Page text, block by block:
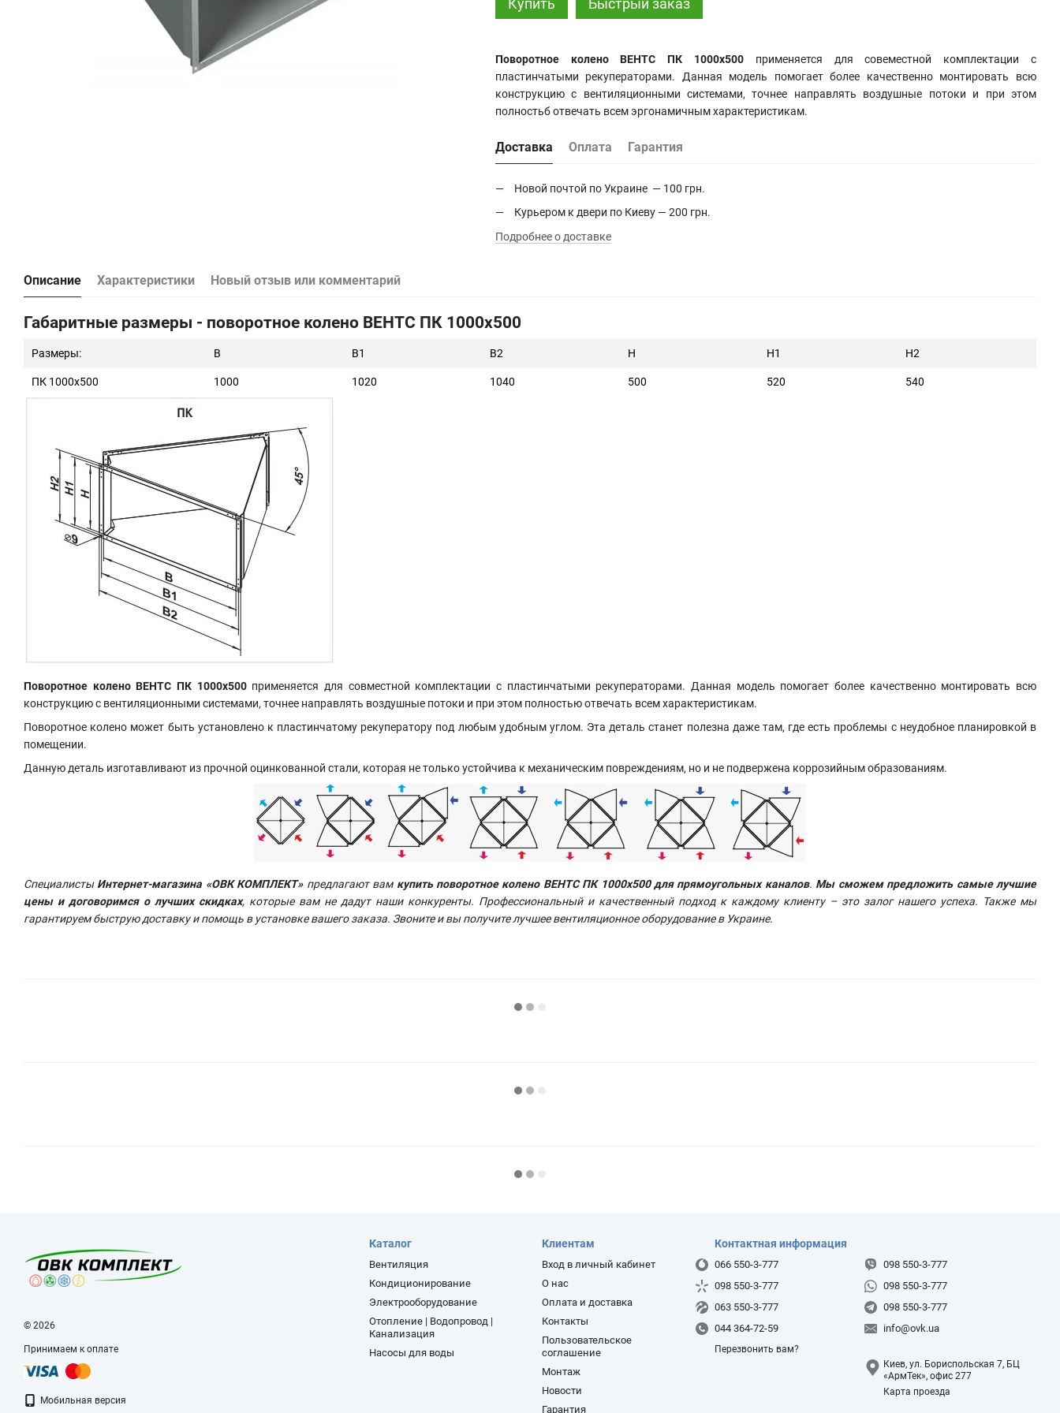
Купить Быстрый заказ
Поворотное колено ВЕНТС ПК 1000х500 применяется для совеместной комплектации с
пластинчатыми рекуператорами. Данная модель помогает более качественно монтировать всю
конструкцию с вентиляционными системами, точнее направлять воздушные потоки и при этом
полностьб отвечать всем эргонамичным характеристикам.
Доставка Оплата Гарантия
Новой почтой по Украине — 100 грн.
Курьером к двери по Киеву — 200 грн.
Подробнее о доставке
Описание Характеристики Новый отзыв или комментарий
Габаритные размеры - поворотное колено ВЕНТС ПК 1000х500
Размеры: B B1 B2 H H1 H2
ПК 1000х500 1000 1020 1040 500 520 540
Поворотное колено ВЕНТС ПК 1000х500применяется для совместной комплектации с пластинчатыми рекуператорами. Данная модель помогает более качественно монтировать всю
конструкцию с вентиляционными системами, точнее направлять воздушные потоки и при этом полностью отвечать всем характеристикам.
Поворотное колено может быть установлено к пластинчатому рекуператору под любым удобным углом. Эта деталь станет полезна даже там, где есть проблемы с неудобное планировкой в
помещении.
Данную деталь изготавливают из прочной оцинкованной стали, которая не только устойчива к механическим повреждениям, но и не подвержена коррозийным образованиям.
Специалисты Интернет-магазина «ОВК КОМПЛЕКТ»предлагают вам купить поворотное колено ВЕНТС ПК 1000х500 для прямоугольных каналов. Мы сможем предложить самые лучшие
цены и договоримся о лучших скидках, которые вам не дадут наши конкуренты. Профессиональный и качественный подход к каждому клиенту – это залог нашего успеха. Также мы
гарантируем быструю доставку и помощь в установке вашего заказа. Звоните и вы получите лучшее вентиляционное оборудование в Украине.
© 2026
Принимаем к оплате
Мобильная версия
Каталог
Вентиляция
Кондиционирование
Электрооборудование
Отопление | Водопровод |
Канализация
Насосы для воды
Клиентам
Вход в личный кабинет
О нас
Оплата и доставка
Контакты
Пользовательское
соглашение
Монтаж
Новости
Гарантия
Контактная информация
066 550-3-777
098 550-3-777
063 550-3-777
044 364-72-59
Перезвонить вам?
098 550-3-777
098 550-3-777
098 550-3-777
info@ovk.ua
Киев, ул. Бориспольская 7, БЦ
«АрмТек», офис 277
Карта проезда